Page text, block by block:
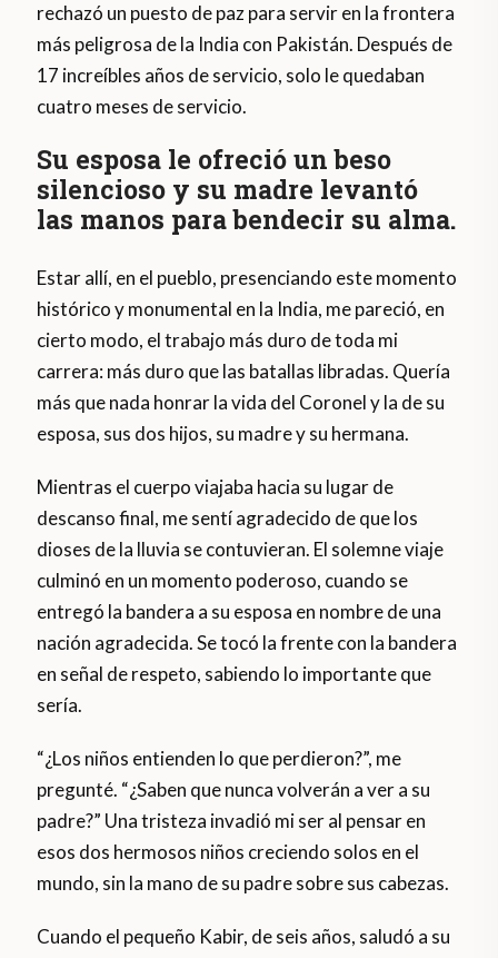
rechazó un puesto de paz para servir en la frontera
más peligrosa de la India con Pakistán. Después de
17 increíbles años de servicio, solo le quedaban
cuatro meses de servicio.
Su esposa le ofreció un beso
silencioso y su madre levantó
las manos para bendecir su alma.
Estar allí, en el pueblo, presenciando este momento
histórico y monumental en la India, me pareció, en
cierto modo, el trabajo más duro de toda mi
carrera: más duro que las batallas libradas. Quería
más que nada honrar la vida del Coronel y la de su
esposa, sus dos hijos, su madre y su hermana.
Mientras el cuerpo viajaba hacia su lugar de
descanso final, me sentí agradecido de que los
dioses de la lluvia se contuvieran. El solemne viaje
culminó en un momento poderoso, cuando se
entregó la bandera a su esposa en nombre de una
nación agradecida. Se tocó la frente con la bandera
en señal de respeto, sabiendo lo importante que
sería.
“¿Los niños entienden lo que perdieron?”, me
pregunté. “¿Saben que nunca volverán a ver a su
padre?” Una tristeza invadió mi ser al pensar en
esos dos hermosos niños creciendo solos en el
mundo, sin la mano de su padre sobre sus cabezas.
Cuando el pequeño Kabir, de seis años, saludó a su